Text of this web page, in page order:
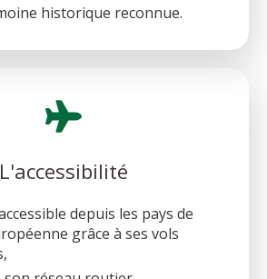
historique reconnue.
L'accessibilité
depuis les pays de
grâce à ses vols